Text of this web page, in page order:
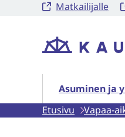
SiirryMatkailijalle
Etusivu
Asuminen ja
Asuminen ja
Etusivu
Vapaa-